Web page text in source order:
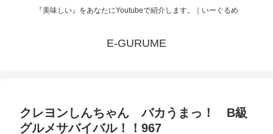
『美味しい』をあなたにYoutubeで紹介します。｜いーぐるめ
E-GURUME
クレヨンしんちゃん バカうまっ！ B級
グルメサバイバル！！967